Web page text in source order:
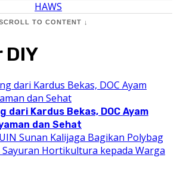
TO CONTENT ↓
DIY
dari Kardus Bekas, DOC Ayam
dan Sehat